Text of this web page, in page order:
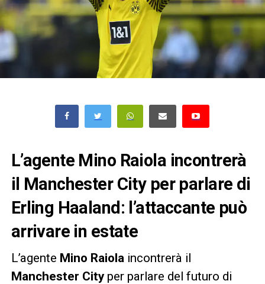
L’agente Mino Raiola incontrerà
il Manchester City per parlare di
Erling Haaland: l’attaccante può
arrivare in estate
L’agente Mino Raiola incontrerà il
Manchester City per parlare del futuro di